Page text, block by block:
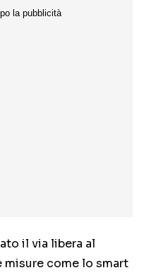
il via libera al
misure come lo smart